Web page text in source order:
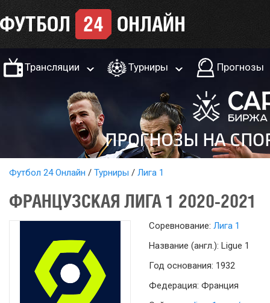
Трансляции Турниры Прогнозы
Футбол 24 Онлайн Турниры Лига 1
ФРАНЦУЗСКАЯ ЛИГА 1 2020-2021
Соревнование: Лига 1
Название (англ.): Ligue 1
Год основания: 1932
Федерация: Франция